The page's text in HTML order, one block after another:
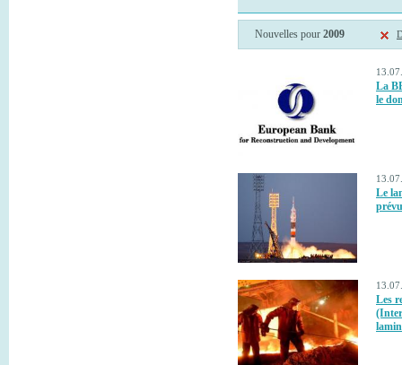
Nouvelles pour 2009
La
le
Le
Les